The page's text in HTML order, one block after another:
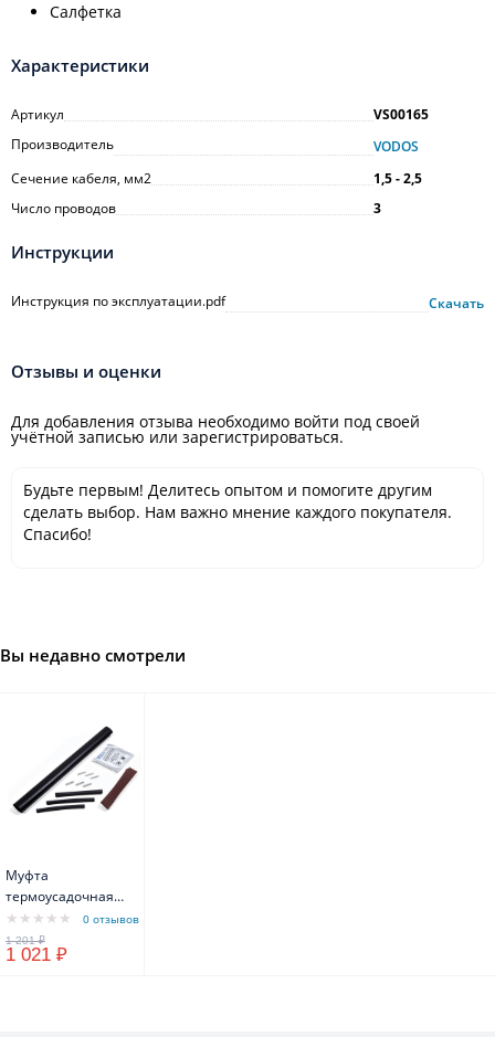
Салфетка
Характеристики
Артикул
VS00165
Производитель
VODOS
Сечение кабеля, мм2
1,5 - 2,5
Число проводов
3
Инструкции
Инструкция по эксплуатации.pdf Скачать
Отзывы и оценки
Для добавления отзыва необходимо войти под своей
учётной записью или зарегистрироваться.
Будьте первым! Делитесь опытом и помогите другим
сделать выбор. Нам важно мнение каждого покупателя.
Спасибо!
Вы недавно смотрели
Муфта
термоусадочная
МТК 3x1,5 мм -
3x2,5мм
0 отзывов
1 021 ₽